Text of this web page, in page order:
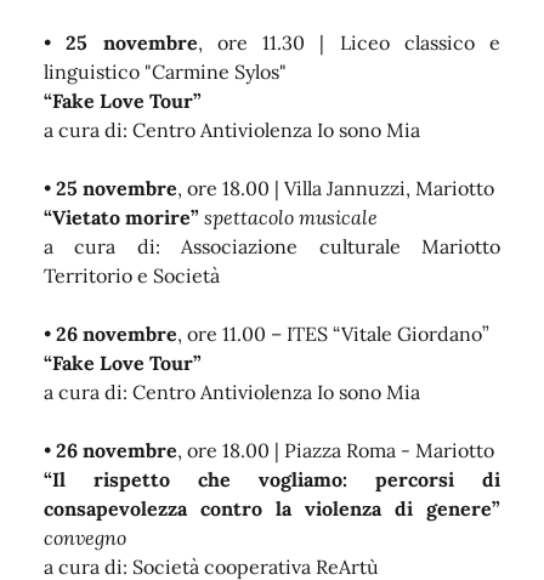
•25 novembre, ore 11.30 | Liceo classico e
linguistico "Carmine Sylos"
“Fake Love Tour”
a cura di: Centro Antiviolenza Io sono Mia
• 25 novembre, ore 18.00 | Villa Jannuzzi, Mariotto
“Vietato morire” spettacolo musicale
a cura di: Associazione culturale Mariotto
Territorio e Società
• 26 novembre, ore 11.00 – ITES “Vitale Giordano”
“Fake Love Tour”
a cura di: Centro Antiviolenza Io sono Mia
• 26 novembre, ore 18.00 | Piazza Roma - Mariotto
“Il rispetto che vogliamo: percorsi di
consapevolezza contro la violenza di genere”
convegno
a cura di: Società cooperativa ReArtù